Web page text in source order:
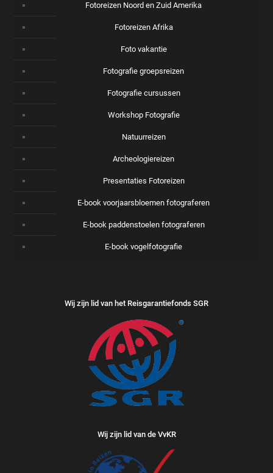
Fotoreizen Noord en Zuid Amerika
Fotoreizen Afrika
Foto vakantie
Fotografie groepsreizen
Fotografie cursussen
Workshop Fotografie
Natuurreizen
Archeologiereizen
Presentaties Fotoreizen
E-book voorjaarsbloemen fotograferen
E-book paddenstoelen fotograferen
E-book vogelfotografie
Wij zijn lid van het Reisgarantiefonds SGR
Wij zijn lid van de VvKR